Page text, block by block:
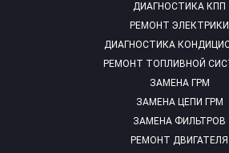
ДИАГНОСТИКА КПП
РЕМОНТ ЭЛЕКТРИКИ
ДИАГНОСТИКА
РЕМОНТ ТОПЛИВНОЙ
ЗАМЕНА ГРМ
ЗАМЕНА ЦЕПИ ГРМ
ЗАМЕНА ФИЛЬТРОВ
РЕМОНТ ДВИГАТЕЛЯ